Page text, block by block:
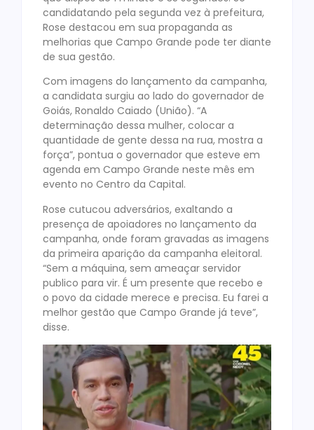
candidatando pela segunda vez à prefeitura,
Rose destacou em sua propaganda as
melhorias que Campo Grande pode ter diante
de sua gestão.
Com imagens do lançamento da campanha,
a candidata surgiu ao lado do governador de
Goiás, Ronaldo Caiado (União). “A
determinação dessa mulher, colocar a
quantidade de gente dessa na rua, mostra a
força”, pontua o governador que esteve em
agenda em Campo Grande neste mês em
evento no Centro da Capital.
Rose cutucou adversários, exaltando a
presença de apoiadores no lançamento da
campanha, onde foram gravadas as imagens
da primeira aparição da campanha eleitoral.
“Sem a máquina, sem ameaçar servidor
publico para vir. É um presente que recebo e
o povo da cidade merece e precisa. Eu farei a
melhor gestão que Campo Grande já teve”,
disse.